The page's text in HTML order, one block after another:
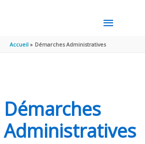
MENU
Accueil Démarches Administratives
Démarches
Administratives